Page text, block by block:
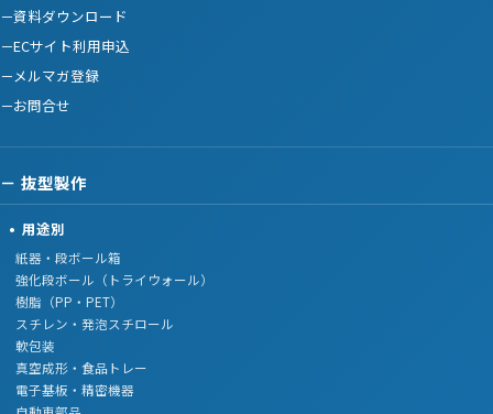
資料ダウンロード
ECサイト利用申込
メルマガ登録
お問合せ
抜型製作
用途別
紙器・段ボール箱
強化段ボール（トライウォール）
樹脂（PP・PET）
スチレン・発泡スチロール
軟包装
真空成形・食品トレー
電子基板・精密機器